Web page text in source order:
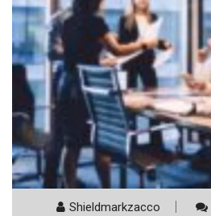
Shieldmarkzacco